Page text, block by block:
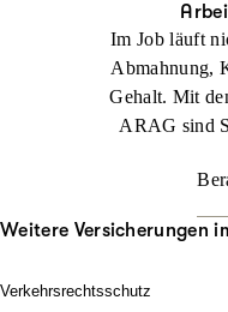
Im Job läuft
Abmahnung,
Gehalt. Mit
ARAG sind
Weitere Versicherungen
Verkehrsrechtsschutz